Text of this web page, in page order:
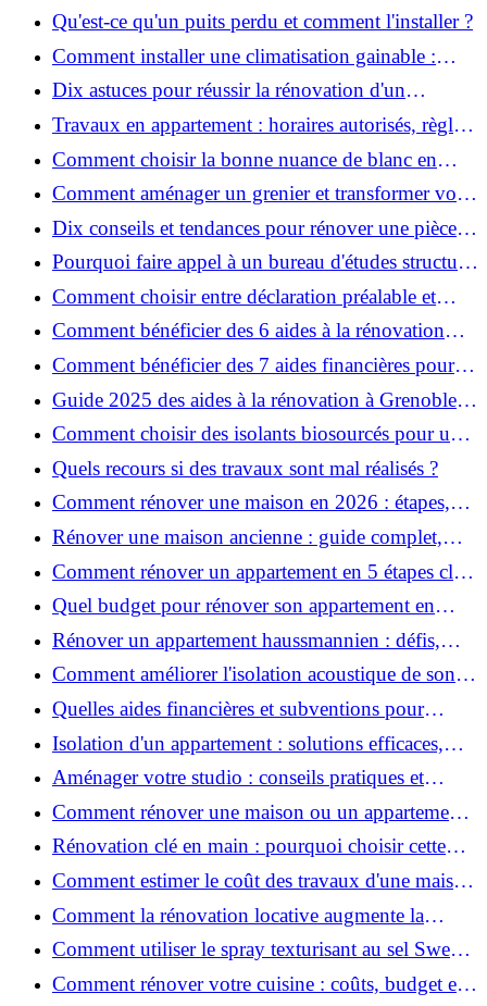
Qu'est-ce qu'un puits perdu et comment l'installer ?
Comment installer une climatisation gainable :
coût, étapes et conseils ?
Dix astuces pour réussir la rénovation d'un
appartement
Travaux en appartement : horaires autorisés, règles
et bonnes pratiques
Comment choisir la bonne nuance de blanc en
décoration et éviter les pièges ?
Comment aménager un grenier et transformer vos
combles en espace habitable ?
Dix conseils et tendances pour rénover une pièce
de la maison
Pourquoi faire appel à un bureau d'études structure
pour garantir la sécurité de vos rénovations ?
Comment choisir entre déclaration préalable et
permis de construire pour vos travaux ?
Comment bénéficier des 6 aides à la rénovation
énergétique à Grenoble ?
Comment bénéficier des 7 aides financières pour la
rénovation énergétique à Voiron ?
Guide 2025 des aides à la rénovation à Grenoble et
Voiron : MaPrimeRénov’, CEE, aides locales
Comment choisir des isolants biosourcés pour une
rénovation écologique ?
Quels recours si des travaux sont mal réalisés ?
Comment rénover une maison en 2026 : étapes,
coûts et conseils ?
Rénover une maison ancienne : guide complet,
étapes, budget et astuces
Comment rénover un appartement en 5 étapes clés
?
Quel budget pour rénover son appartement en
2026 ?
Rénover un appartement haussmannien : défis,
conseils pratiques et estimation des prix
Comment améliorer l'isolation acoustique de son
appartement ?
Quelles aides financières et subventions pour
rénover votre appartement en 2026 ?
Isolation d'un appartement : solutions efficaces,
prix et conseils
Aménager votre studio : conseils pratiques et
erreurs à éviter
Comment rénover une maison ou un appartement
avec 50 000 € : budget, étapes et astuces ?
Rénovation clé en main : pourquoi choisir cette
solution et à quoi faire attention ?
Comment estimer le coût des travaux d'une maison
?
Comment la rénovation locative augmente la
rentabilité de votre parc immobilier ?
Comment utiliser le spray texturisant au sel Sweet
Salt pour des cheveux effet plage ?
Comment rénover votre cuisine : coûts, budget et